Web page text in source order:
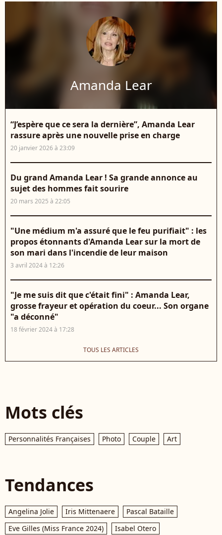
Amanda Lear
“J’espère que ce sera la dernière”, Amanda Lear
rassure après une nouvelle prise en charge
20 janvier 2026 à 23:09
Du grand Amanda Lear ! Sa grande annonce au
sujet des hommes fait sourire
20 mars 2025 à 22:05
"Une médium m'a assuré que le feu purifiait" : les
propos étonnants d'Amanda Lear sur la mort de
son mari dans l'incendie de leur maison
3 avril 2024 à 12:26
"Je me suis dit que c'était fini" : Amanda Lear,
grosse frayeur et opération du coeur... Son organe
"a déconné"
18 février 2024 à 17:28
TOUS LES ARTICLES
Mots clés
Personnalités Françaises Photo Couple Art
Tendances
Angelina Jolie Iris Mittenaere
Pascal Bataille
Eve Gilles (Miss France 2024)
Isabel Otero